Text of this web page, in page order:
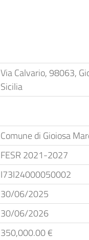
Via Calvario, 98063,
Sicilia
Comune di Gioiosa
FESR 2021-2027
I73I24000050002
30/06/2025
30/06/2026
350,000.00 €